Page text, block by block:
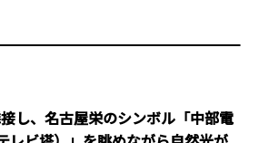
し、名古屋栄のシンボル「中部電